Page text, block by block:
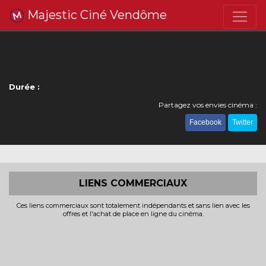
Majestic Ciné Vendôme
Durée :
Partagez vos envies cinéma :
Facebook Twitter
LIENS COMMERCIAUX
Ces liens commerciaux sont totalement indépendants et sans lien avec les
offres et l'achat de place en ligne du cinéma.